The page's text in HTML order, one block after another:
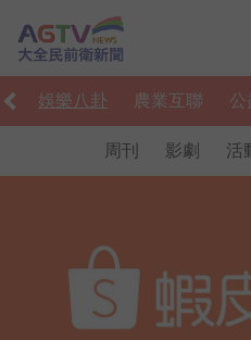
娛樂八卦 農業互聯 公
周刊 影劇 活